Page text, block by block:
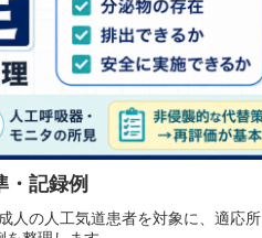
・記録例
人の人工気道患者を対象に、適応所